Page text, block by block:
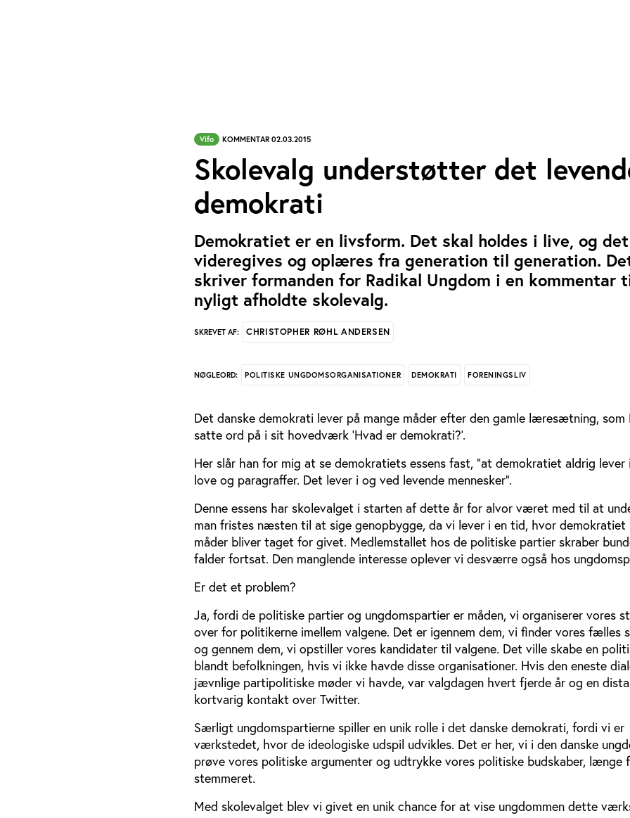
Vifo KOMMENTAR 02.03.2015
Skolevalg understøtter det
demokrati
Demokratiet er en livsform. Det skal holdes i live, og
videregives og oplæres fra generation til generation.
skriver formanden for Radikal Ungdom i en kommentar
nyligt afholdte skolevalg.
SKREVET AF: CHRISTOPHER RØHL ANDERSEN
NØGLEORD: POLITISKE UNGDOMSORGANISATIONER DEMOKRATI FORENINGSLIV
Det danske demokrati lever på mange måder efter den gamle læresætning, som
satte ord på i sit hovedværk ’Hvad er demokrati?’.
Her slår han for mig at se demokratiets essens fast, ”at demokratiet aldrig
love og paragraffer. Det lever i og ved levende mennesker”.
Denne essens har skolevalget i starten af dette år for alvor været med til at
man fristes næsten til at sige genopbygge, da vi lever i en tid, hvor demokratiet
måder bliver taget for givet. Medlemstallet hos de politiske partier skraber
falder fortsat. Den manglende interesse oplever vi desværre også hos
Er det et problem?
Ja, fordi de politiske partier og ungdomspartier er måden, vi organiserer vores
over for politikerne imellem valgene. Det er igennem dem, vi finder vores fælles
og gennem dem, vi opstiller vores kandidater til valgene. Det ville skabe en
blandt befolkningen, hvis vi ikke havde disse organisationer. Hvis den eneste
jævnlige partipolitiske møder vi havde, var valgdagen hvert fjerde år og en
kortvarig kontakt over Twitter.
Særligt ungdomspartierne spiller en unik rolle i det danske demokrati, fordi vi er
værkstedet, hvor de ideologiske udspil udvikles. Det er her, vi i den danske
prøve vores politiske argumenter og udtrykke vores politiske budskaber, længe
stemmeret.
Med skolevalget blev vi givet en unik chance for at vise ungdommen dette